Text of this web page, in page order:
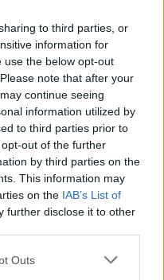
to third parties, or
information for
use the below opt-out
note that after your
continue seeing
information utilized by
to third parties prior to
out of the further
by third parties on the
This information may
on the IAB’s List of
further disclose it to other
Outs
Πώς τα ταξίδια και
που γινόμαστε.